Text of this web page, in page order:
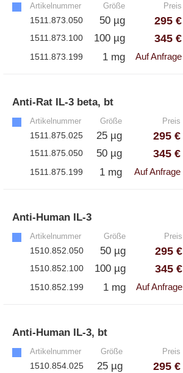
Artikelnummer Größe Preis
1511.873.050 50 µg 295 €
1511.873.100 100 µg 345 €
1511.873.199 1 mg Auf Anfrage
Anti-Rat IL-3 beta, bt
Artikelnummer Größe Preis
1511.875.025 25 µg 295 €
1511.875.050 50 µg 345 €
1511.875.199 1 mg Auf Anfrage
Anti-Human IL-3
Artikelnummer Größe Preis
1510.852.050 50 µg 295 €
1510.852.100 100 µg 345 €
1510.852.199 1 mg Auf Anfrage
Anti-Human IL-3, bt
Artikelnummer Größe Preis
1510.854.025 25 µg 295 €